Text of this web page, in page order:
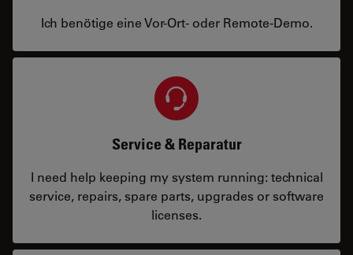
Ich benötige eine Vor-Ort- oder Remote-Demo.
Service & Reparatur
I need help keeping my system running: technical
service, repairs, spare parts, upgrades or software
licenses.